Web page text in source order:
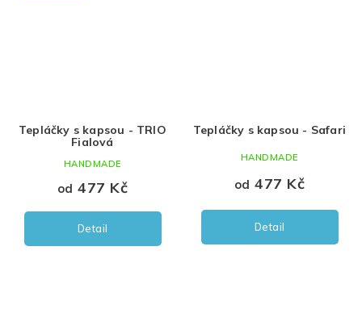
Tepláčky s kapsou - TRIO
Fialová
od 477 Kč
Detail
HANDMADE
Tepláčky s kapsou - Safari
od 477 Kč
Detail
HANDMADE